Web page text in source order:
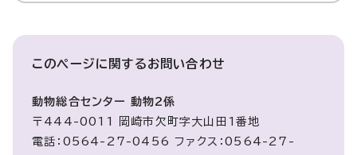
このページに関するお問い合わせ
動物総合センター 動物2係
〒444-0011 岡崎市欠町字大山田1番地
電話：0564-27-0456 ファクス：0564-27-